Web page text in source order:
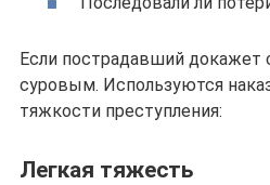
Если пострадавший докажет
суровым. Используются
тяжкости преступления:
Легкая тяжесть